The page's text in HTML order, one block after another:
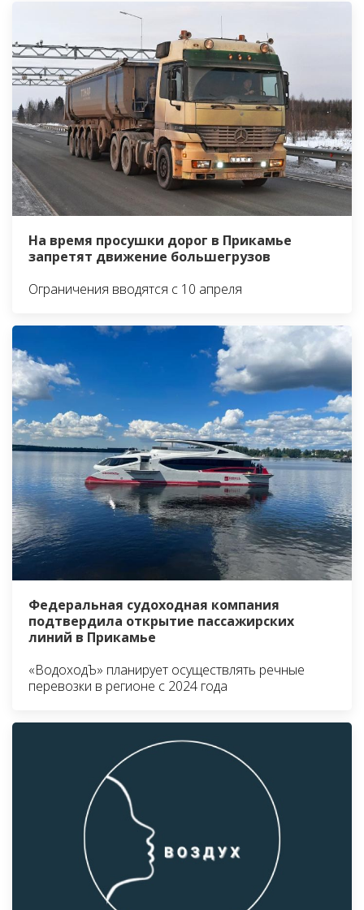
На время просушки дорог в Прикамье
запретят движение большегрузов
Ограничения вводятся с 10 апреля
Федеральная судоходная компания
подтвердила открытие пассажирских
линий в Прикамье
«ВодоходЪ» планирует осуществлять речные
перевозки в регионе с 2024 года